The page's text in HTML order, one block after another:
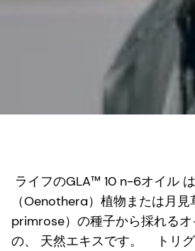
ライフのGLA™ 10 n-6オイル
（Oenothera）植物または月
primrose）の種子から採れるオ
の、 天然エキスです。 トリ